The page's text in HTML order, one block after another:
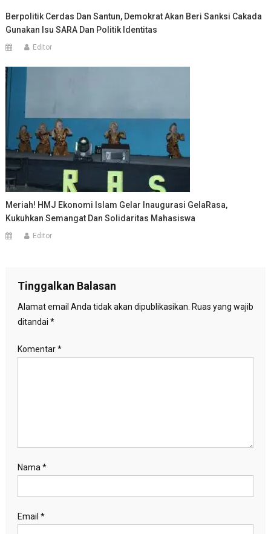
Berpolitik Cerdas Dan Santun, Demokrat Akan Beri Sanksi Cakada
Gunakan Isu SARA Dan Politik Identitas
Editor
Meriah! HMJ Ekonomi Islam Gelar Inaugurasi GelaRasa,
Kukuhkan Semangat Dan Solidaritas Mahasiswa
Editor
Tinggalkan Balasan
Alamat email Anda tidak akan dipublikasikan. Ruas yang wajib
ditandai *
Komentar*
Nama *
Email *